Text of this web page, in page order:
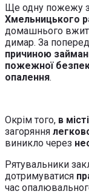
Ще одну пожежу
Хмельницького
домашнього
димар. За
причиною
пожежної
опалення.
Окрім того, в
загоряння
виникло через
Рятувальники
дотримуватися
час